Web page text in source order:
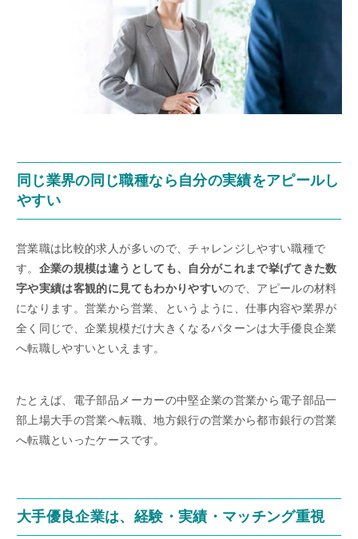
同じ業界の同じ職種なら自分の実績をアピールし
やすい
営業職は比較的求人が多いので、チャレンジしやすい職種で
す。 企業の規模は違うとしても、自分がこれまで挙げてきた数
字や実績は客観的に見てもわかりやすいので、アピールの材料
になります。営業から営業、というように、仕事内容や業界が
全く同じで、企業規模だけ大きくなるパターンは大手優良企業
へ転職しやすいといえます。
たとえば、電子部品メーカーの中堅企業の営業から電子部品一
部上場大手の営業へ転職、地方銀行の営業から都市銀行の営業
へ転職といったケースです。
大手優良企業は、経験・実績・マッチング重視